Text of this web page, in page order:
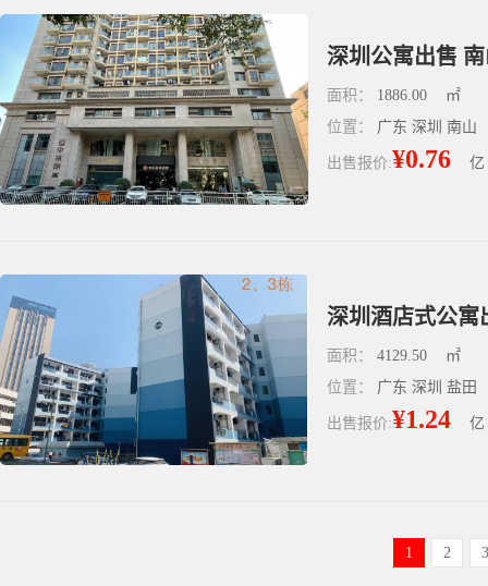
深圳公寓出售
面积： 1886.00
㎡
位置： 广东 深圳 南山
出售报价:¥0.76 亿
深圳酒店式公寓
面积： 4129.50
㎡
位置： 广东 深圳 盐田
出售报价:¥1.24 亿
1 2 3